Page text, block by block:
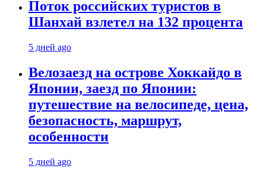
Поток российских туристов в
Шанхай взлетел на 132 процента
5 дней ago
Велозаезд на острове Хоккайдо в
Японии, заезд по Японии:
путешествие на велосипеде, цена,
безопасность, маршрут,
особенности
5 дней ago